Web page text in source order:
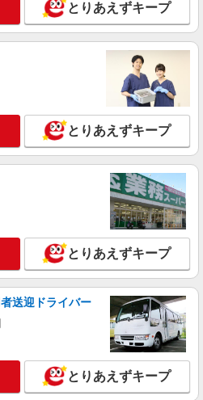
とりあえずキープ
とりあえずキープ
とりあえずキープ
送迎ドライバー
とりあえずキープ